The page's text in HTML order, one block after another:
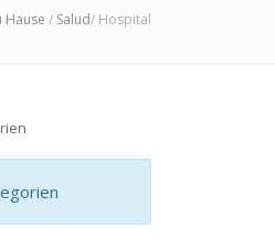
Hause / Salud/ Hospital